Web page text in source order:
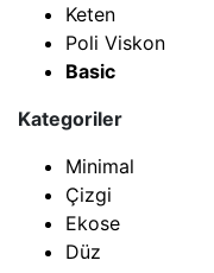
Keten
Poli Viskon
Basic
Kategoriler
Minimal
Çizgi
Ekose
Düz